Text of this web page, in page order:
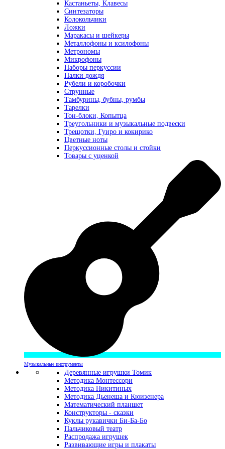
Кастаньеты, Клавесы
Синтезаторы
Колокольчики
Ложки
Маракасы и шейкеры
Металлофоны и ксилофоны
Метрономы
Микрофоны
Наборы перкуссии
Палки дождя
Рубели и коробочки
Струнные
Тамбурины, бубны, румбы
Тарелки
Тон-блоки, Копытца
Треугольники и музыкальные подвески
Трещотки, Гуиро и кокирико
Цветные ноты
Перкуссионные столы и стойки
Товары с уценкой
Музыкальные инструменты
Деревянные игрушки Томик
Методика Монтессори
Методика Никитиных
Методика Дьенеша и Кюизенера
Математический планшет
Конструкторы - сказки
Куклы рукавички Би-Ба-Бо
Пальчиковый театр
Распродажа игрушек
Развивающие игры и плакаты